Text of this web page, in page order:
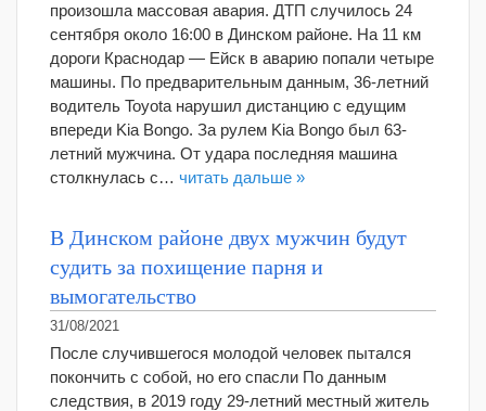
произошла массовая авария. ДТП случилось 24
сентября около 16:00 в Динском районе. На 11 км
дороги Краснодар — Ейск в аварию попали четыре
машины. По предварительным данным, 36-летний
водитель Toyota нарушил дистанцию с едущим
впереди Kia Bongo. За рулем Kia Bongo был 63-
летний мужчина. От удара последняя машина
столкнулась с… читать дальше »
В Динском районе двух мужчин будут
судить за похищение парня и
вымогательство
31/08/2021
После случившегося молодой человек пытался
покончить с собой, но его спасли По данным
следствия, в 2019 году 29-летний местный житель